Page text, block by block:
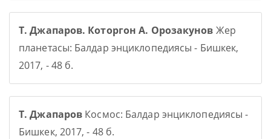
Т. Джапаров. Которгон А. Орозакунов Жер
планетасы: Балдар энциклопедиясы - Бишкек,
2017, - 48 б.
Т. Джапаров Космос: Балдар энциклопедиясы -
Бишкек, 2017, - 48 б.